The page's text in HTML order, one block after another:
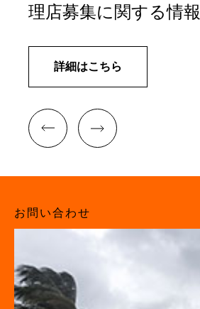
理店募集に関する情報
詳細はこちら
お問い合わせ